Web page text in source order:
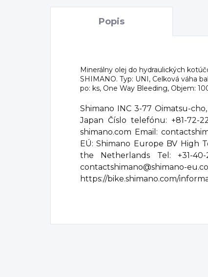
Popis
Minerálny olej do hydraulických
SHIMANO. Typ: UNI, Celková váha
po: ks, One Way Bleeding, Objem:
Shimano INC 3-77 Oimatsu-
Japan Číslo telefónu: +81-72-
shimano.com Email:
EÚ: Shimano Europe BV High
the Netherlands Tel: +31-40-
https://bike.shimano.com/